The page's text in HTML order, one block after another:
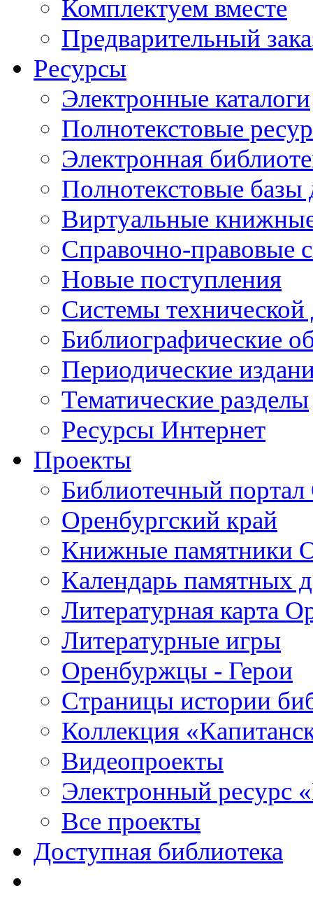
Комплектуем вместе
Предварительный
Ресурсы
Электронные каталоги
Полнотекстовые
Электронная
Полнотекстовые
Виртуальные
Справочно-правовые
Новые поступления
Cистемы
Библиографические
Периодические
Тематические разделы
Ресурсы Интернет
Проекты
Библиотечный портал
Оренбургский край
Книжные памятники
Календарь памятных
Литературная карта
Литературные игры
Оренбуржцы - Герои
Страницы истории
Коллекция
Видеопроекты
Электронный ресурс
Все проекты
Доступная библиотека